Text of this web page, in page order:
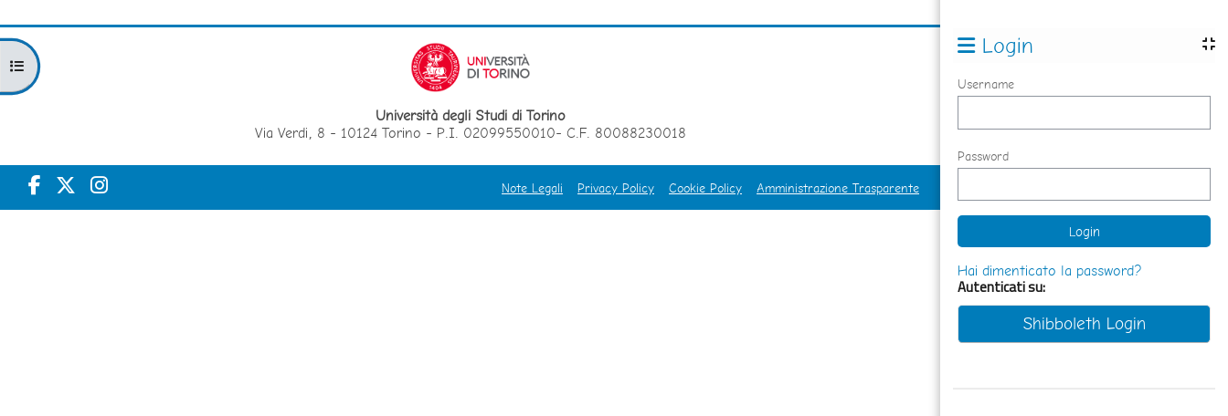
Login
Username
Password
Hai dimenticato la password?
Autenticati su:
Shibboleth Login
Apri indice del corso
Università degli Studi di Torino
Via Verdi, 8 - 10124 Torino - P.I. 02099550010- C.F. 80088230018
Note Legali Privacy Policy Cookie Policy Amministrazione Trasparente